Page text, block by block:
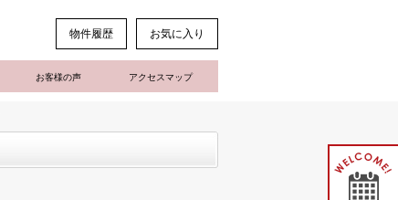
物件履歴 お気に入り
お客様の声 アクセスマップ